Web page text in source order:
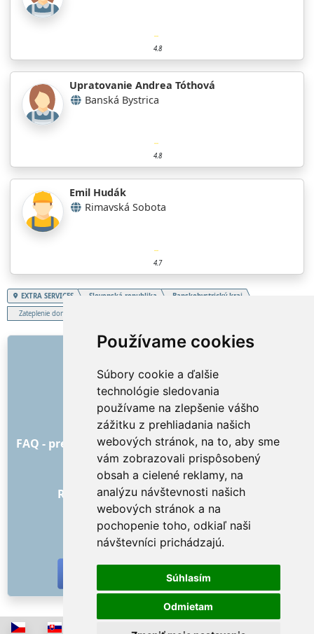
Používame cookies
Súbory cookie a ďalšie
technológie sledovania
používame na zlepšenie vášho
zážitku z prehliadania našich
webových stránok, na to, aby sme
vám zobrazovali prispôsobený
obsah a cielené reklamy, na
analýzu návštevnosti našich
webových stránok a na
pochopenie toho, odkiaľ naši
návštevníci prichádzajú.
Súhlasím
Odmietam
4.8
Upratovanie Andrea Tóthová
Banská Bystrica
4.8
Emil Hudák
Rimavská Sobota
4.7
EXTRA SERVICES Slovenská republika
Banskobystrický kraj
Zateplenie domu, fasády
ODKAZY
O nás
Ako to všetko začalo
Cenník
Všeobecné obchodné podmienky
FAQ - pre objednávateľa FAQ - pre poskytovateľov
Reklama a marketing
Blog
Recenzie objednávok s hodnotením
Kontakt
SOCIÁLNE SIETE